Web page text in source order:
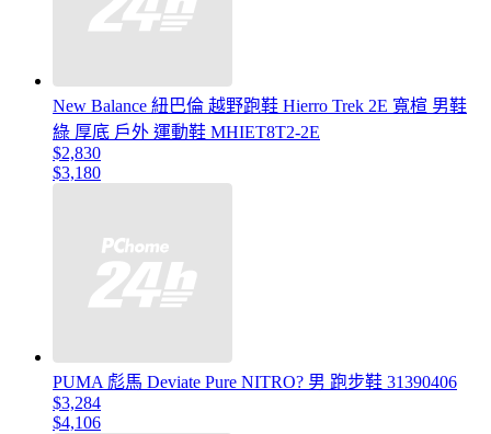
New Balance 紐巴倫 越野跑鞋 Hierro Trek 2E 寬楦 男鞋
綠 厚底 戶外 運動鞋 MHIET8T2-2E
$2,830
$3,180
PUMA 彪馬 Deviate Pure NITRO? 男 跑步鞋 31390406
$3,284
$4,106